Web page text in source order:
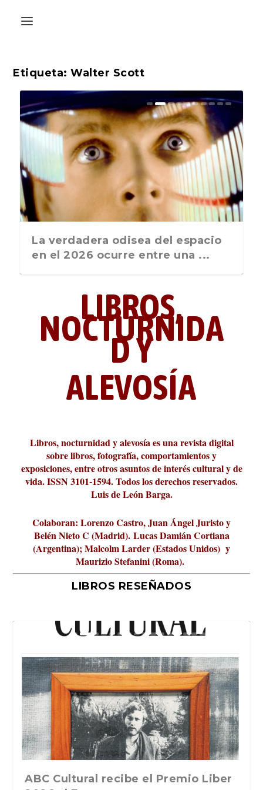
Etiqueta:Walter Scott
La última postal de la temporada
nos recuerda que nos vamos ...
La verdadera odisea del espacio
en el 2026 ocurre entre una ...
Liber 2026 al Fomento de la Le...
Revista Cultural Turia, númer...
10.000 pasos al día? Lo que d...
paisajística del mar de Sicil...
París
metafísicos de la novela ne...
LIBROS,
NOCTURNIDA
D Y
ALEVOSÍA
Libros, nocturnidad y alevosía es una revista digital
sobre libros, fotografía, comportamientos y
exposiciones, entre otros asuntos de interés cultural y de
vida. ISSN 3101-1594. Todos los derechos reservados.
Luis de León Barga.
Colaboran: Lorenzo Castro, Juan Ángel Juristo y
Belén Nieto C (Madrid). Lucas Damián Cortiana
(Argentina); Malcolm Larder (Estados Unidos) y
Maurizio Stefanini (Roma).
LIBROS RESEÑADOS
La verdadera odisea del espacio en
ABC Cultural recibe el Premio Liber
La cultura de la transgresión.